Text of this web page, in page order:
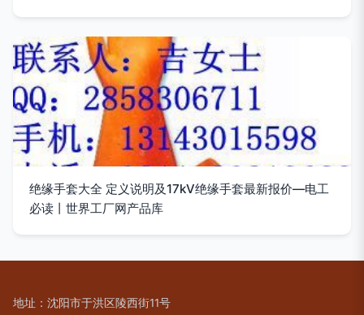
绝缘手套大全 定义说明及17kV绝缘手套最新报价—电工
必读丨世界工厂网产品库
地址：沈阳市于洪区陵西街11号